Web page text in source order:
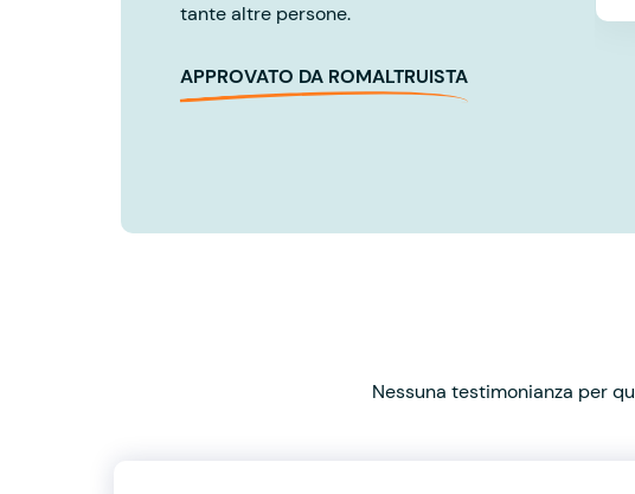
tante altre persone.
APPROVATO DA ROMALTRUISTA
Nessuna testimonianza per